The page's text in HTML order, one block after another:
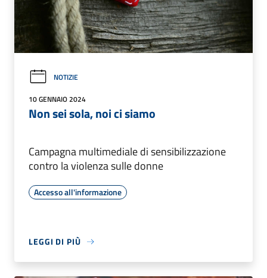
NOTIZIE
10 GENNAIO 2024
Non sei sola, noi ci siamo
Campagna multimediale di sensibilizzazione
contro la violenza sulle donne
Accesso all'informazione
LEGGI DI PIÙ